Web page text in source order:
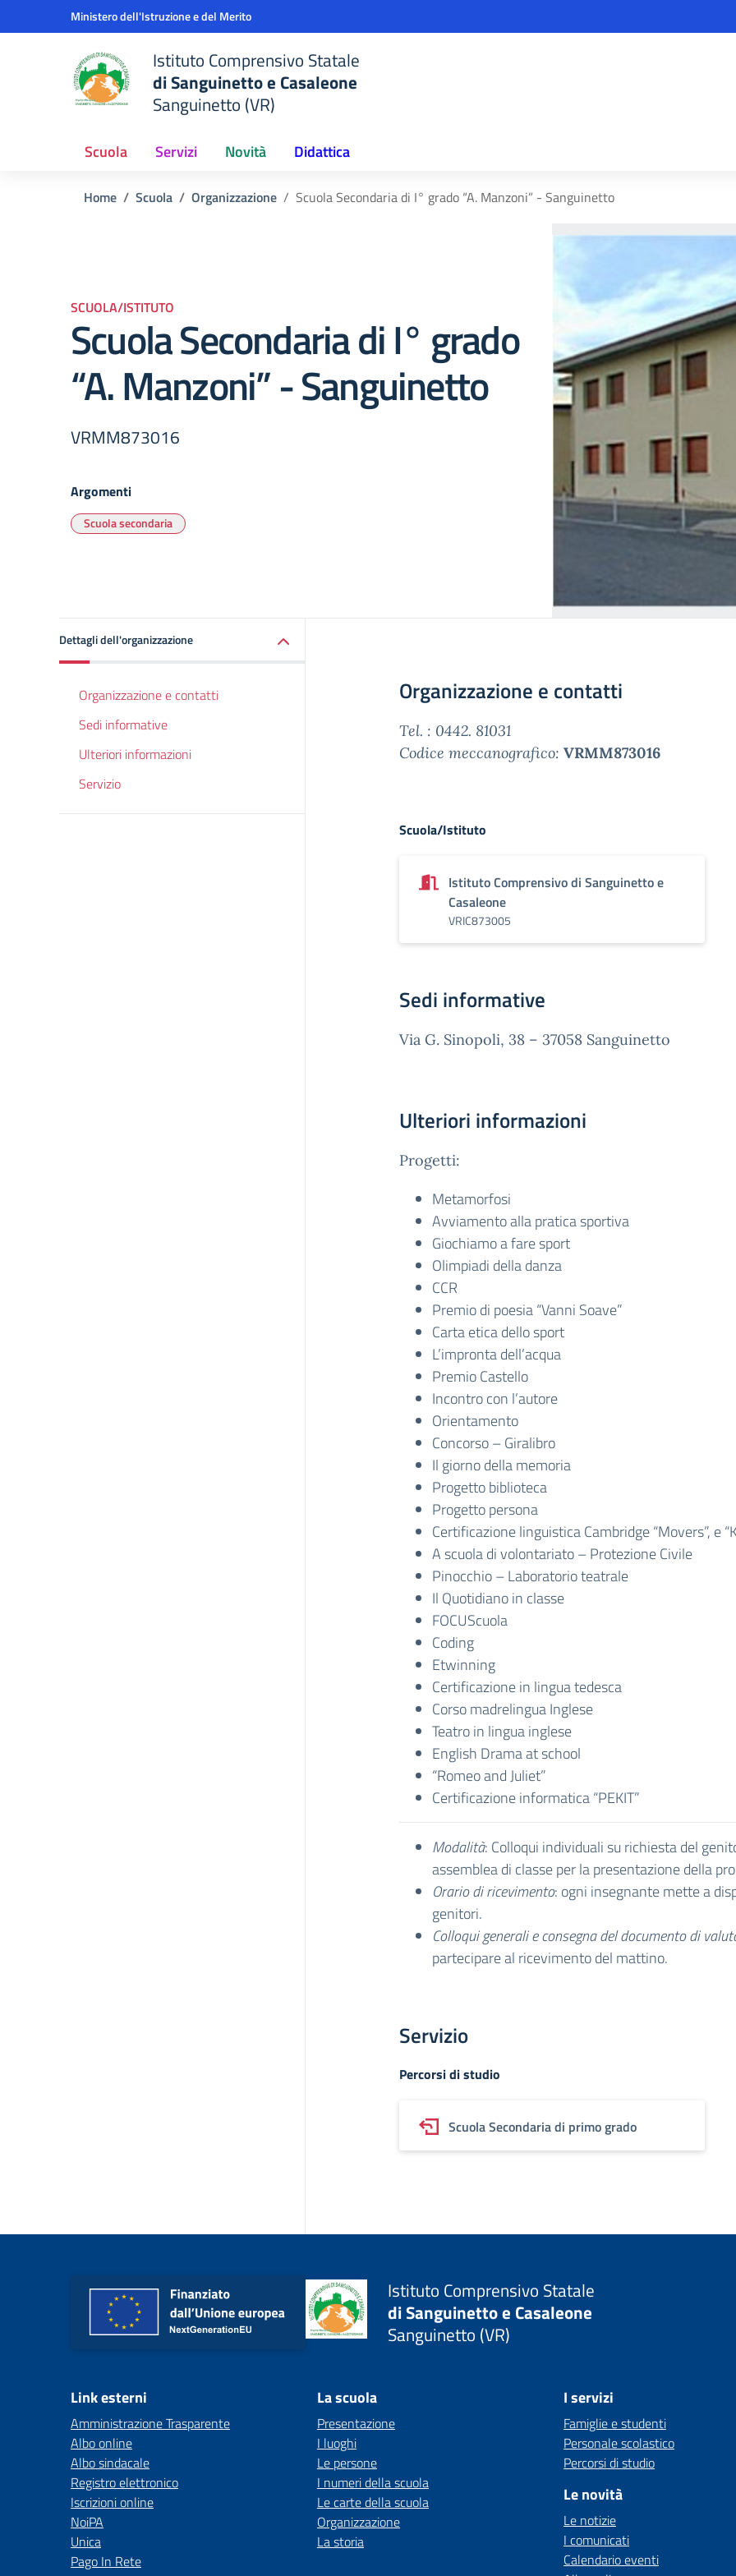
Vai ai contenuti
Vai al menu di navigazioneMinistero dell'Istruzione e del Merito
Istituto Comprensivo Statale
di Sanguinetto e Casaleone
Sanguinetto (VR)
Scuola Servizi Novità Didattica
Home Scuola Organizzazione Scuola Secondaria di I° grado “A. Manzoni” - Sanguinetto
SCUOLA/ISTITUTO
Scuola Secondaria di I° grado
“A. Manzoni” - Sanguinetto
VRMM873016
Argomenti
Scuola secondaria
Dettagli dell'organizzazione
Organizzazione e contatti
Sedi informative
Ulteriori informazioni
Servizio
Organizzazione e contatti
Tel. : 0442. 81031
Codice meccanografico: VRMM873016
Scuola/Istituto
Istituto Comprensivo di Sanguinetto e
Casaleone
VRIC873005
Sedi informative
Via G. Sinopoli, 38 – 37058 Sanguinetto
Ulteriori informazioni
Progetti:
Metamorfosi
Avviamento alla pratica sportiva
Giochiamo a fare sport
Olimpiadi della danza
CCR
Premio di poesia “Vanni Soave”
Carta etica dello sport
L’impronta dell’acqua
Premio Castello
Incontro con l’autore
Orientamento
Concorso – Giralibro
Il giorno della memoria
Progetto biblioteca
Progetto persona
Certificazione linguistica Cambridge “Movers”, e
A scuola di volontariato – Protezione Civile
Pinocchio – Laboratorio teatrale
Il Quotidiano in classe
FOCUScuola
Coding
Etwinning
Certificazione in lingua tedesca
Corso madrelingua Inglese
Teatro in lingua inglese
English Drama at school
“Romeo and Juliet”
Certificazione informatica “PEKIT”
Modalità: Colloqui individuali su richiesta del
assemblea di classe per la presentazione della
Orario di ricevimento: ogni insegnante mette a
genitori.
Colloqui generali e consegna del documento di
partecipare al ricevimento del mattino.
Servizio
Percorsi di studio
Scuola Secondaria di primo grado
Istituto Comprensivo Statale
di Sanguinetto e Casaleone
Sanguinetto (VR)
Link esterni
Amministrazione Trasparente
Albo online
Albo sindacale
Registro elettronico
Iscrizioni online
NoiPA
Unica
Pago In Rete
La scuola
Presentazione
I luoghi
Le persone
I numeri della scuola
Le carte della scuola
Organizzazione
La storia
I servizi
Famiglie e studenti
Personale scolastico
Percorsi di studio
Le novità
Le notizie
I comunicati
Calendario eventi